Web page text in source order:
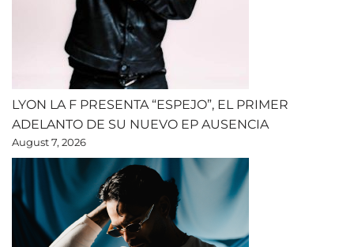
LYON LA F PRESENTA “ESPEJO”, EL PRIMER
ADELANTO DE SU NUEVO EP AUSENCIA
August 7, 2026